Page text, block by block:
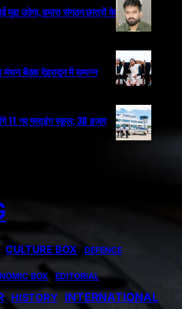
उठेगा, हमारा संगठन छात्रों के
मंथन बैठक देहरादून में सम्पन्न
11 नए फ्लाइंग स्कूल; 30 हजार
CULTURE BOX DEFENCE
BOX EDITORIAL
HISTORY INTERNATIONAL